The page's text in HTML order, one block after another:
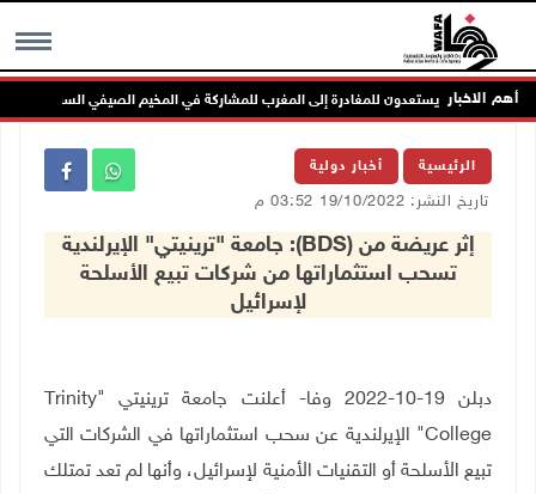
MENU أهم الاخبار
الرئيسية أخبار دولية
تاريخ النشر: 19/10/2022 03:52 م
إثر عريضة من (BDS): جامعة "ترينيتي" الإيرلندية
تسحب استثماراتها من شركات تبيع الأسلحة
لإسرائيل
دبلن 19-10-2022 وفا- أعلنت جامعة ترينيتي "
Trinity
College
" الإيرلندية عن سحب استثماراتها في الشركات التي
تبيع الأسلحة أو التقنيات الأمنية لإسرائيل، وأنها لم تعد تمتلك